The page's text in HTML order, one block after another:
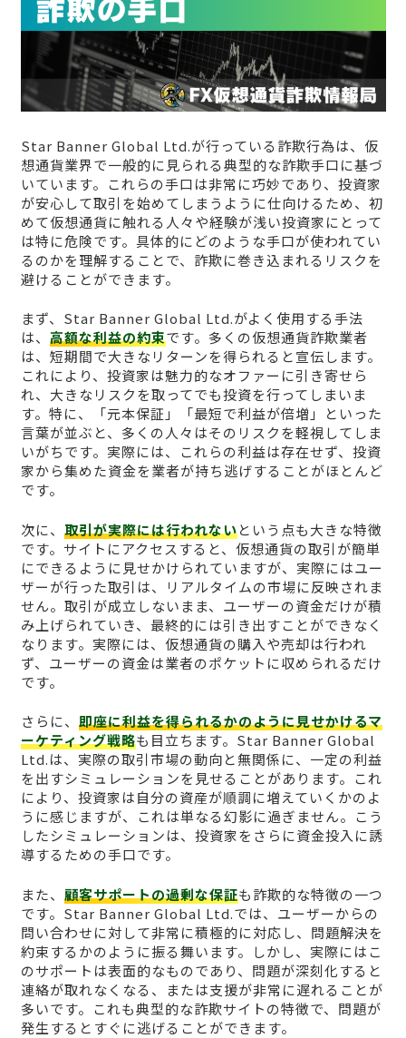
Star Banner Global Ltd.が行っている詐欺行為は、仮
想通貨業界で一般的に見られる典型的な詐欺手口に基づ
いています。これらの手口は非常に巧妙であり、投資家
が安心して取引を始めてしまうように仕向けるため、初
めて仮想通貨に触れる人々や経験が浅い投資家にとって
は特に危険です。具体的にどのような手口が使われてい
るのかを理解することで、詐欺に巻き込まれるリスクを
避けることができます。
まず、Star Banner Global Ltd.がよく使用する手法
は、 高額な利益の約束です。多くの仮想通貨詐欺業者
は、短期間で大きなリターンを得られると宣伝します。
これにより、投資家は魅力的なオファーに引き寄せら
れ、大きなリスクを取ってでも投資を行ってしまいま
す。特に、「元本保証」「最短で利益が倍増」といった
言葉が並ぶと、多くの人々はそのリスクを軽視してしま
いがちです。実際には、これらの利益は存在せず、投資
家から集めた資金を業者が持ち逃げすることがほとんど
です。
次に、 取引が実際には行われないという点も大きな特徴
です。サイトにアクセスすると、仮想通貨の取引が簡単
にできるように見せかけられていますが、実際にはユー
ザーが行った取引は、リアルタイムの市場に反映されま
せん。取引が成立しないまま、ユーザーの資金だけが積
み上げられていき、最終的には引き出すことができなく
なります。実際には、仮想通貨の購入や売却は行われ
ず、ユーザーの資金は業者のポケットに収められるだけ
です。
さらに、 即座に利益を得られるかのように見せかけるマ
ーケティング戦略も目立ちます。Star Banner Global
Ltd.は、実際の取引市場の動向と無関係に、一定の利益
を出すシミュレーションを見せることがあります。これ
により、投資家は自分の資産が順調に増えていくかのよ
うに感じますが、これは単なる幻影に過ぎません。こう
したシミュレーションは、投資家をさらに資金投入に誘
導するための手口です。
また、 顧客サポートの過剰な保証も詐欺的な特徴の一つ
です。Star Banner Global Ltd.では、ユーザーからの
問い合わせに対して非常に積極的に対応し、問題解決を
約束するかのように振る舞います。しかし、実際にはこ
のサポートは表面的なものであり、問題が深刻化すると
連絡が取れなくなる、または支援が非常に遅れることが
多いです。これも典型的な詐欺サイトの特徴で、問題が
発生するとすぐに逃げることができます。